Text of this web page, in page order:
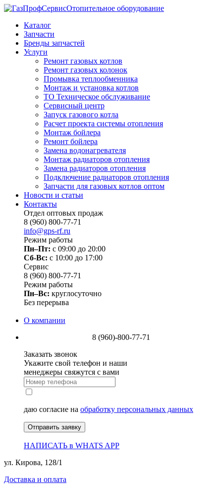
Отопительное оборудование
Каталог
Запчасти
Бренды запчастей
Услуги
Ремонт газовых котлов
Ремонт газовых колонок
Промывка теплообменника
Монтаж и установка котлов
ТО Техническое обслуживание
Сервисный центр
Запуск газового котла
Расчет проекта системы отопления
Монтаж бойлера
Ремонт бойлера
Замена водонагревателя
Монтаж радиаторов отопления
Замена радиаторов отопления
Подключение радиаторов отопления
Запчасти для газовых котлов оптом
Новости и статьи
Контакты
Отдел оптовых продаж
8 (960) 800-77-71
info@gps-rf.ru
Режим работы
Пн–Пт: с 09:00 до 20:00
Сб-Вс: c 10:00 до 17:00
Сервис
8 (960) 800-77-71
Режим работы
Пн–Вс: круглосуточно
Без перерыва
О компании
8 (960)-800-77-71
Заказать звонок
Укажите свой телефон и наши
менеджеры свяжутся с вами
даю согласие на обработку персональных данных
Отправить заявку
НАПИСАТЬ в WHATS APP
ул. Кирова, 128/1
Доставка и оплата